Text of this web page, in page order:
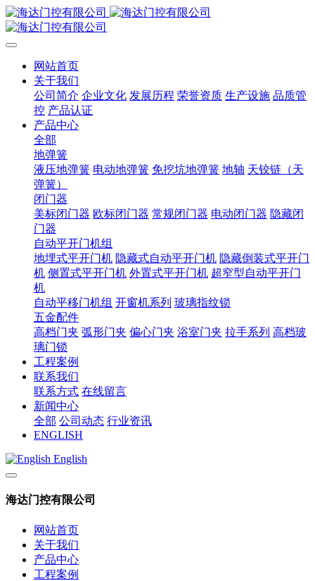
网站首页
关于我们
公司简介 企业文化 发展历程 荣誉资质 生产设施 品质管
控 产品认证
产品中心
全部
地弹簧
液压地弹簧 电动地弹簧 免挖坑地弹簧 地轴 天铰链（天
弹簧）
闭门器
美标闭门器 欧标闭门器 常规闭门器 电动闭门器 隐藏闭
门器
自动平开门机组
地埋式平开门机 隐藏式自动平开门机 隐藏倒装式平开门
机 侧置式平开门机 外置式平开门机 超窄型自动平开门
机
自动平移门机组 开窗机系列 玻璃指纹锁
五金配件
高档门夹 弧形门夹 偏心门夹 浴室门夹 拉手系列 高档玻
璃门锁
工程案例
联系我们
联系方式 在线留言
新闻中心
全部 公司动态 行业资讯
ENGLISH
English
海达门控有限公司
网站首页
关于我们
产品中心
工程案例